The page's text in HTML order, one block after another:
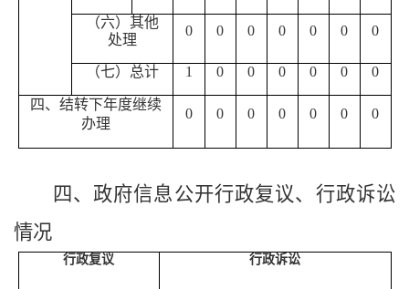
（六）其他
处理
0 0 0 0 0 0 0
（七）总计 1 0 0 0 0 0 0
四、结转下年度继续
办理
0 0 0 0 0 0 0
四、政府信息公开行政复议、行政诉讼
情况
行政复议 行政诉讼